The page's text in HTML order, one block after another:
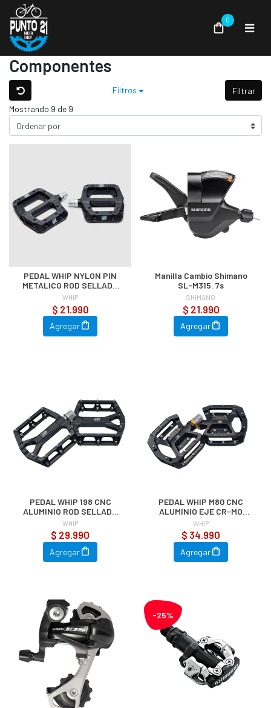
0
Componentes
Filtros
Filtrar
Mostrando 9 de 9
PEDAL WHIP NYLON PIN
METALICO ROD SELLADO
BLACK
WHIP
$ 21.990
Agregar
Manilla Cambio Shimano
SL-M315. 7s
SHIMANO
$ 21.990
Agregar
PEDAL WHIP 198 CNC
ALUMINIO ROD SELLADO
EJE C
WHIP
$ 29.990
Agregar
PEDAL WHIP M80 CNC
ALUMINIO EJE CR-MO
BLACK
WHIP
$ 34.990
Agregar
-25%